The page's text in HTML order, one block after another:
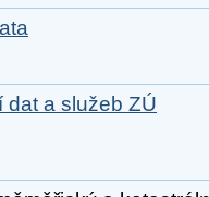
a služeb ZÚ